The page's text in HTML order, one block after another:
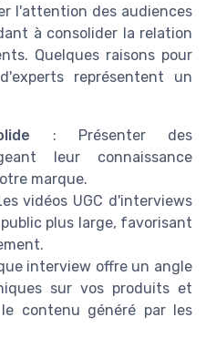
l'attention des audiences
à consolider la relation
Quelques raisons pour
représentent un
: Présenter des
leur connaissance
marque.
vidéos UGC d'interviews
plus large, favorisant
interview offre un angle
sur vos produits et
contenu généré par les